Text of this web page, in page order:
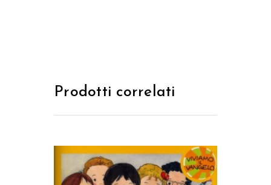
Prodotti correlati